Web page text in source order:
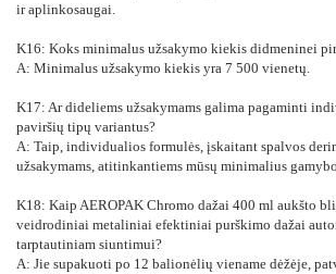
ir aplinkosaugai.
K16: Koks minimalus užsakymo kiekis didmeninei
A: Minimalus užsakymo kiekis yra 7 500 vienetų.
K17: Ar dideliems užsakymams galima pagaminti
paviršių tipų variantus?
A: Taip, individualios formulės, įskaitant spalvos
užsakymams, atitinkantiems mūsų minimalius
K18: Kaip AEROPAK Chromo dažai 400 ml aukšto
veidrodiniai metaliniai efektiniai purškimo dažai
tarptautiniam siuntimui?
A: Jie supakuoti po 12 balionėlių viename dėžėje,